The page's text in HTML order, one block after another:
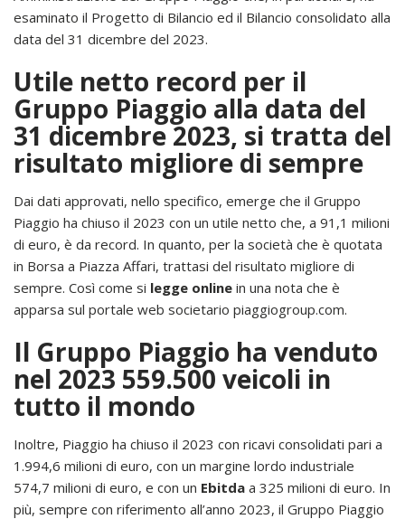
esaminato il Progetto di Bilancio ed il Bilancio consolidato alla
data del 31 dicembre del 2023.
Utile netto record per il
Gruppo Piaggio alla data del
31 dicembre 2023, si tratta del
risultato migliore di sempre
Dai dati approvati, nello specifico, emerge che il Gruppo
Piaggio ha chiuso il 2023 con un utile netto che, a 91,1 milioni
di euro, è da record. In quanto, per la società che è quotata
in Borsa a Piazza Affari, trattasi del risultato migliore di
sempre. Così come si legge online in una nota che è
apparsa sul portale web societario piaggiogroup.com.
Il Gruppo Piaggio ha venduto
nel 2023 559.500 veicoli in
tutto il mondo
Inoltre, Piaggio ha chiuso il 2023 con ricavi consolidati pari a
1.994,6 milioni di euro, con un margine lordo industriale
574,7 milioni di euro, e con un Ebitda a 325 milioni di euro. In
più, sempre con riferimento all’anno 2023, il Gruppo Piaggio